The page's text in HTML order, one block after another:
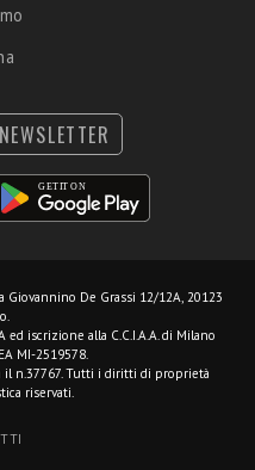
NEWSLETTER
Giovannino De Grassi 12/12A, 20123
ed iscrizione alla C.C.I.A.A. di Milano
MI-2519578.
il n.37767. Tutti i diritti di proprietà
riservati.